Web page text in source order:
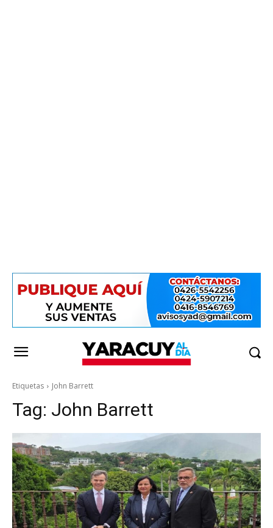
Etiquetas John Barrett
Tag: John Barrett